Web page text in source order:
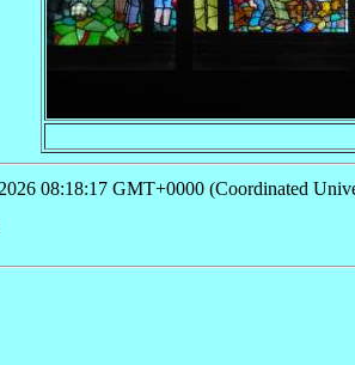
08:18:17 GMT+0000 (Coordinated